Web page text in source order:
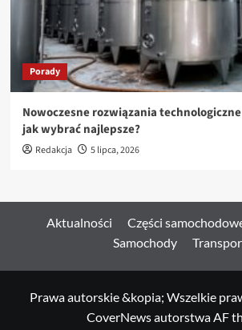
Porady
Nowoczesne rozwiązania
jak wybrać najlepsze?
Redakcja 5 lipca, 2026
Aktualności Części
Samochody
Prawa autorskie &kopia; Wszelkie
CoverNewsautorstwa AF